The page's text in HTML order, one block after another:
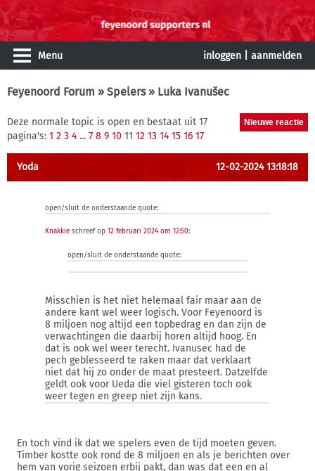
Menu inloggen aanmelden
Feyenoord Forum » Spelers» Luka Ivanušec
Deze normale topic is open en bestaat uit 17
pagina's: 1 2 3 4 ... 7 8 9 10 11 12 13 14 15 16 17
Yoda 12-02-2024 13:18:18
open/sluit de onderstaande quote:
Knakkie schreef op 12 februari 2024 om 12:50:
open/sluit de onderstaande quote:
Misschien is het niet helemaal fair maar aan de
andere kant wel weer logisch. Voor Feyenoord is
8 miljoen nog altijd een topbedrag en dan zijn de
verwachtingen die daarbij horen altijd hoog. En
dat is ook wel weer terecht. Ivanusec had de
pech geblesseerd te raken maar dat verklaart
niet dat hij zo onder de maat presteert. Datzelfde
geldt ook voor Ueda die viel gisteren toch ook
weer tegen en greep niet zijn kans.
En toch vind ik dat we spelers even de tijd moeten geven.
Timber kostte ook rond de 8 miljoen en als je berichten over
hem van vorig seizoen erbij pakt, dan was dat een en al